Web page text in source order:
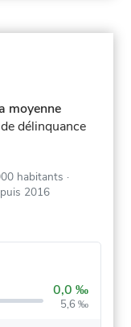
moyenne
de délinquance
habitants ·
2016
0,0 ‰
5,6 ‰